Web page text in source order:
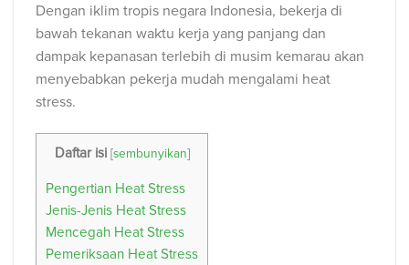
Dengan iklim tropis negara Indonesia, bekerja di
bawah tekanan waktu kerja yang panjang dan
dampak kepanasan terlebih di musim kemarau akan
menyebabkan pekerja mudah mengalami heat
stress.
Daftar isi [sembunyikan]
Pengertian Heat Stress
Jenis-Jenis Heat Stress
Mencegah Heat Stress
Pemeriksaan Heat Stress